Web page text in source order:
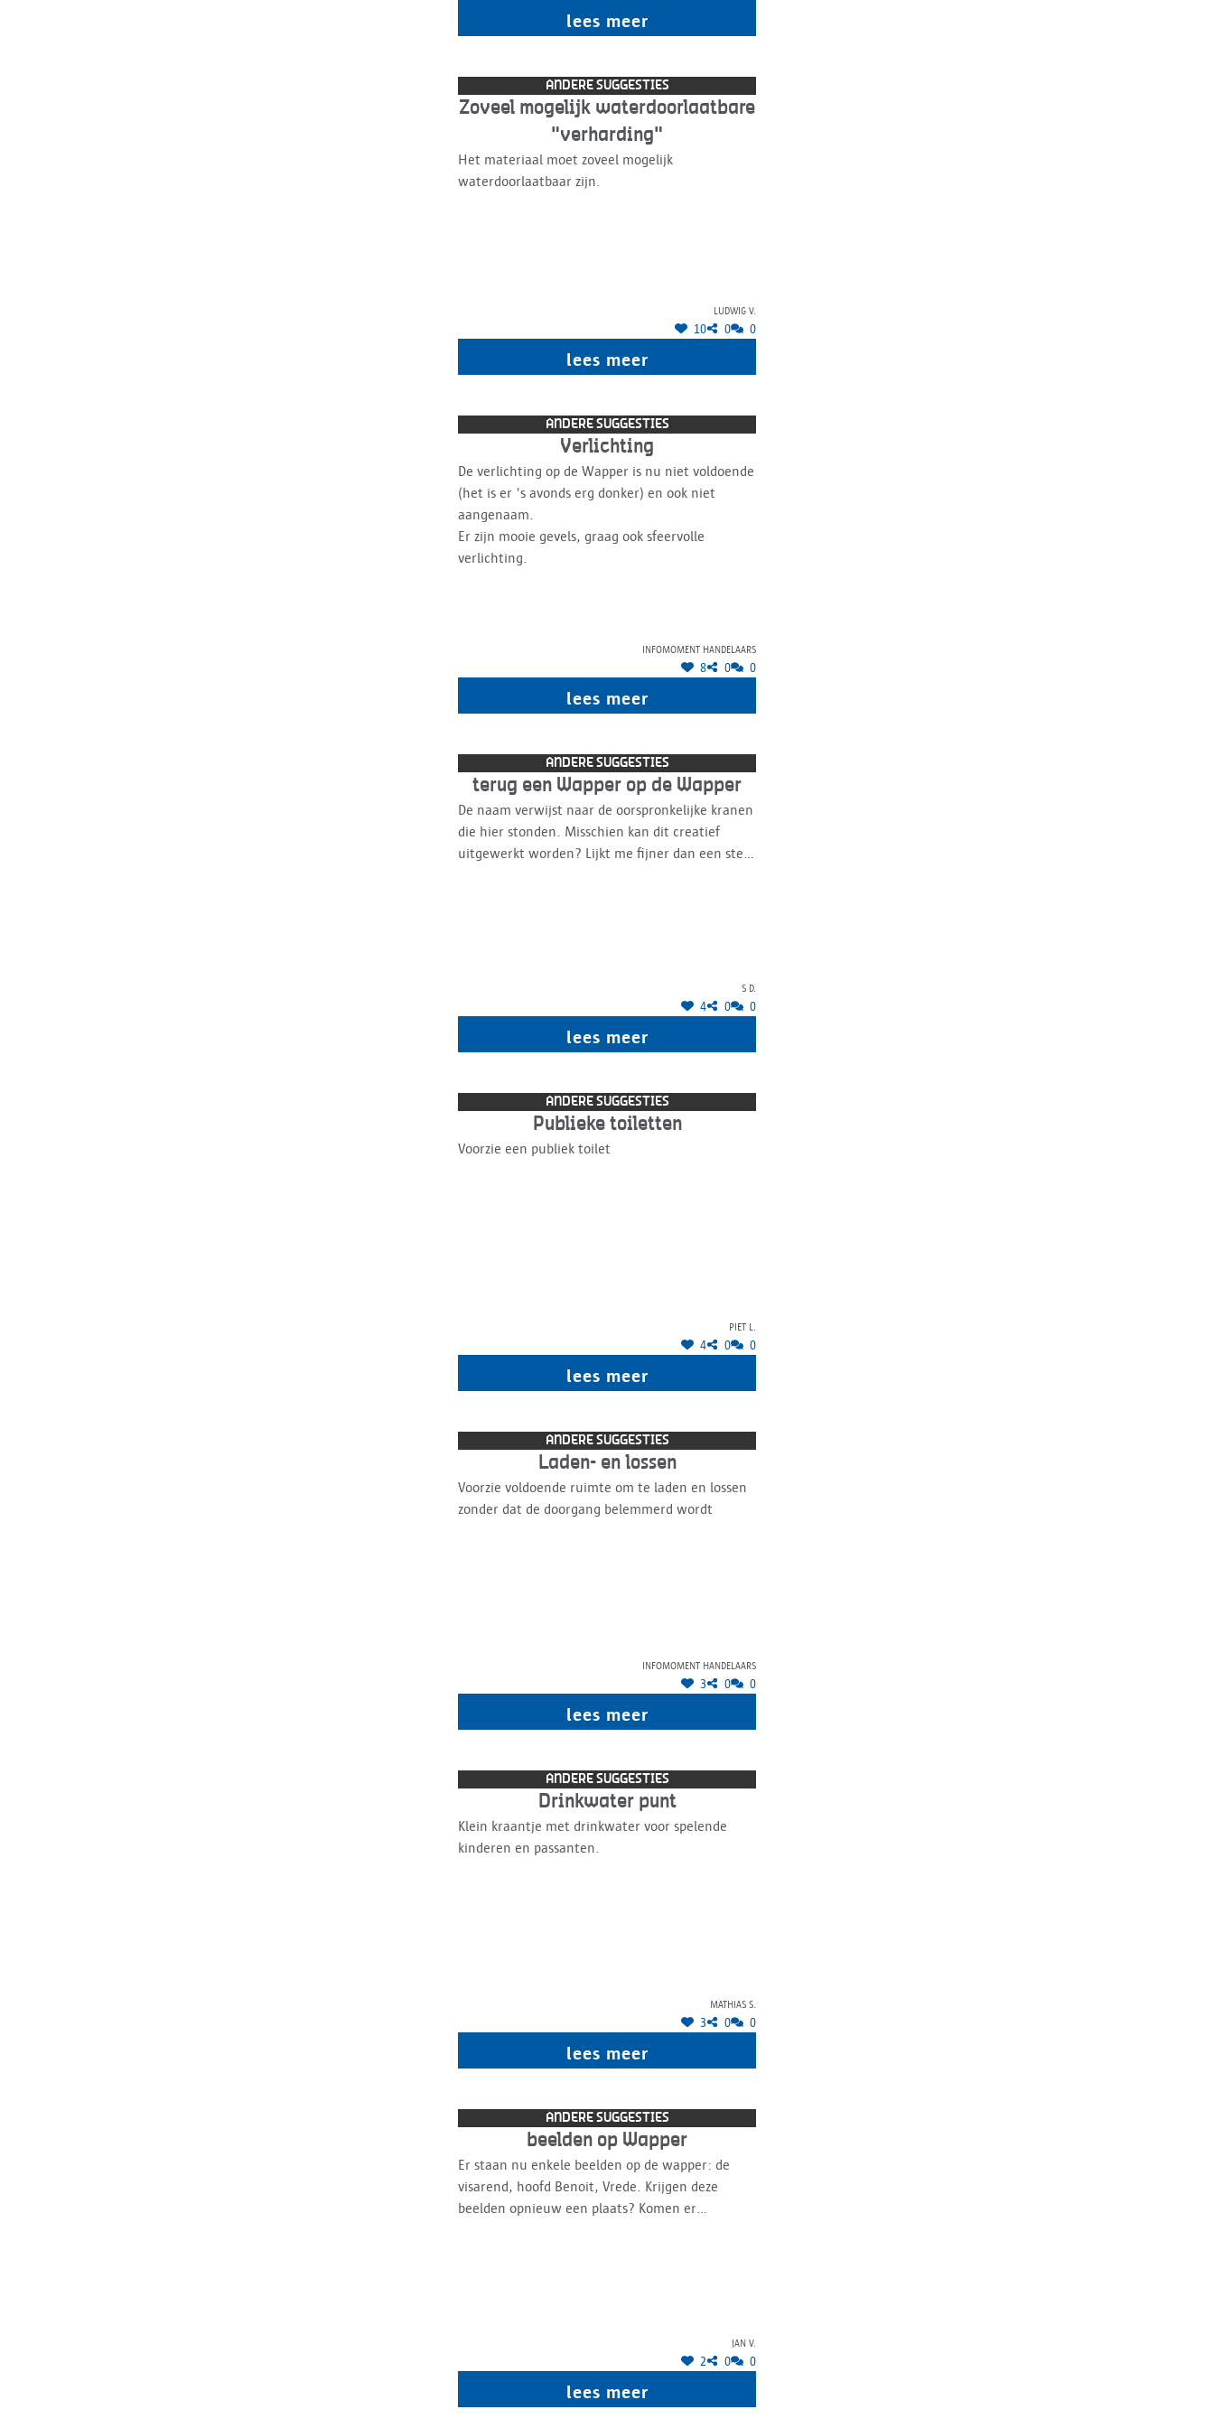
lees meer
ANDERE SUGGESTIES
Zoveel mogelijk waterdoorlaatbare
"verharding"
Het materiaal moet zoveel mogelijk
waterdoorlaatbaar zijn.
Ludwig V.
10 0 0
lees meer
ANDERE SUGGESTIES
Verlichting
De verlichting op de Wapper is nu niet voldoende
(het is er 's avonds erg donker) en ook niet
aangenaam.
Er zijn mooie gevels, graag ook sfeervolle
verlichting.
Infomoment handelaars
8 0 0
lees meer
ANDERE SUGGESTIES
terug een Wapper op de Wapper
De naam verwijst naar de oorspronkelijke kranen
die hier stonden. Misschien kan dit creatief
uitgewerkt worden? Lijkt me fijner dan een stel
S D.
4 0 0
lees meer
ANDERE SUGGESTIES
Publieke toiletten
Voorzie een publiek toilet
Piet L.
4 0 0
lees meer
ANDERE SUGGESTIES
Laden- en lossen
Voorzie voldoende ruimte om te laden en lossen
zonder dat de doorgang belemmerd wordt
Infomoment handelaars
3 0 0
lees meer
ANDERE SUGGESTIES
Drinkwater punt
Klein kraantje met drinkwater voor spelende
kinderen en passanten.
Mathias S.
3 0 0
lees meer
ANDERE SUGGESTIES
beelden op Wapper
Er staan nu enkele beelden op de wapper: de
visarend, hoofd Benoit, Vrede. Krijgen deze
beelden opnieuw een plaats? Komen er
Jan V.
2 0 0
lees meer